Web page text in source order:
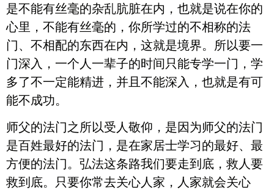
是不能有丝毫的杂乱肮脏在内，也就是说在你的
心里，不能有丝毫的，你所学过的不相称的法
门、不相配的东西在内，这就是境界。所以要一
门深入，一个人一辈子的时间只能专学一门，学
多了不一定能精进，并且不能深入，也就是有可
能不成功。
师父的法门之所以受人敬仰，是因为师父的法门
是百姓最好的法门，是在家居士学习的最好、最
方便的法门。弘法这条路我们要走到底，救人要
救到底。只要你常去关心人家，人家就会关心